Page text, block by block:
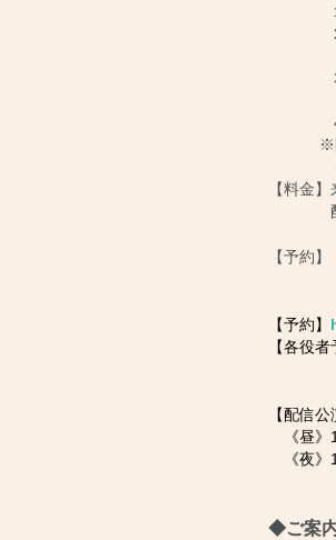
１日
２日
３日
４日
※
【料金
配
【予約】
【予約】
【各役
【配信
《昼
《夜
◆ご案